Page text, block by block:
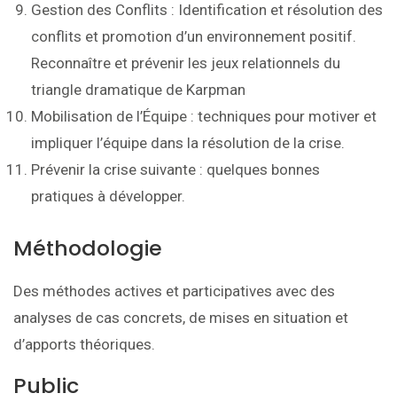
Gestion des Conflits : Identification et résolution des
conflits et promotion d’un environnement positif.
Reconnaître et prévenir les jeux relationnels du
triangle dramatique de Karpman
Mobilisation de l’Équipe : techniques pour motiver et
impliquer l’équipe dans la résolution de la crise.
Prévenir la crise suivante : quelques bonnes
pratiques à développer.
Méthodologie
Des méthodes actives et participatives avec des
analyses de cas concrets, de mises en situation et
d’apports théoriques.
Public